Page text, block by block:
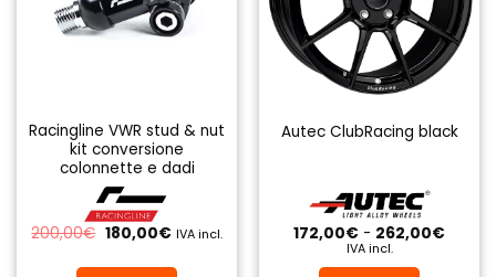
Racingline VWR stud & nut
kit conversione
colonnette e dadi
200,00€ Il
prezzo
180,00€IlIVA incl.
Autec ClubRacing black
172,00€ - 262,00€Fascia
IVA incl.